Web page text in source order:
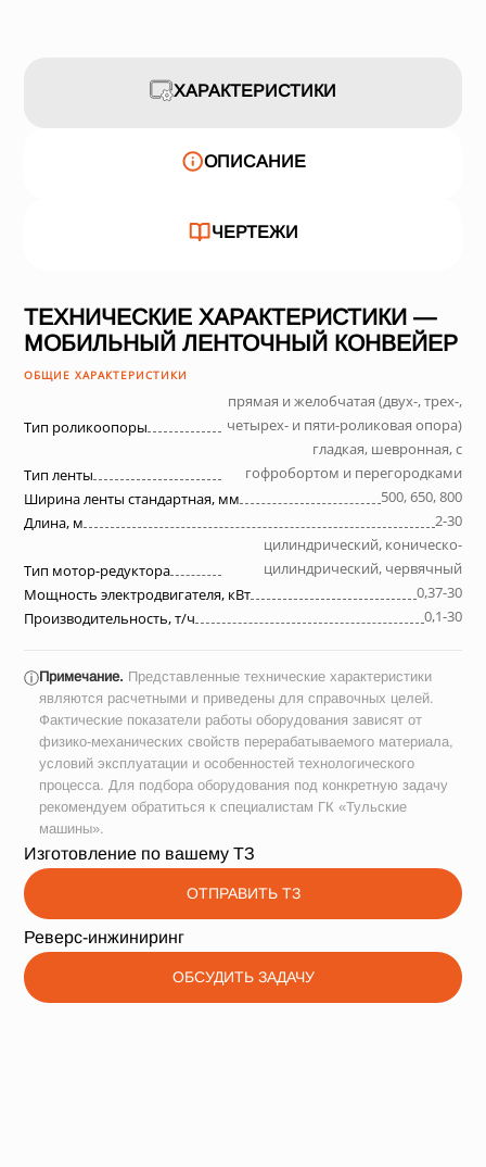
ХАРАКТЕРИСТИКИ
ОПИСАНИЕ
ЧЕРТЕЖИ
ТЕХНИЧЕСКИЕ ХАРАКТЕРИСТИКИ —
МОБИЛЬНЫЙ ЛЕНТОЧНЫЙ КОНВЕЙЕР
ОБЩИЕ ХАРАКТЕРИСТИКИ
Тип роликоопоры
прямая и желобчатая (двух-, трех-,
четырех- и пяти-роликовая опора)
Тип ленты
гладкая, шевронная, с
гофробортом и перегородками
Ширина ленты стандартная, мм
500, 650, 800
Длина, м
2-30
Тип мотор-редуктора
цилиндрический, коническо-
цилиндрический, червячный
Мощность электродвигателя, кВт
0,37-30
Производительность, т/ч
0,1-30
ⓘПримечание. Представленные технические характеристики
являются расчетными и приведены для справочных целей.
Фактические показатели работы оборудования зависят от
физико-механических свойств перерабатываемого материала,
условий эксплуатации и особенностей технологического
процесса. Для подбора оборудования под конкретную задачу
рекомендуем обратиться к специалистам ГК «Тульские
машины».
Изготовление по вашему ТЗ
ОТПРАВИТЬ ТЗ
Реверс-инжиниринг
ОБСУДИТЬ ЗАДАЧУ